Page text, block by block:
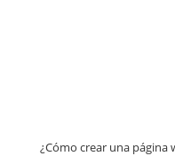
¿Cómo crear una página